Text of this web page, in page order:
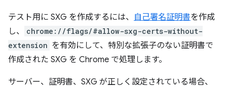
テスト用に SXG を作成するには、 自己署名証明書を作成
し、
chrome://flags/#allow-sxg-certs-without-
extension を有効にして、特別な拡張子のない証明書で
作成された SXG を Chrome で処理します。
サーバー、証明書、SXG が正しく設定されている場合、